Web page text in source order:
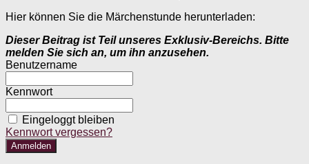
Hier können Sie die Märchenstunde herunterladen:
Dieser Beitrag ist Teil unseres Exklusiv-Bereichs. Bitte
melden Sie sich an, um ihn anzusehen.
Benutzername
Kennwort
Eingeloggt bleiben
Kennwort vergessen?